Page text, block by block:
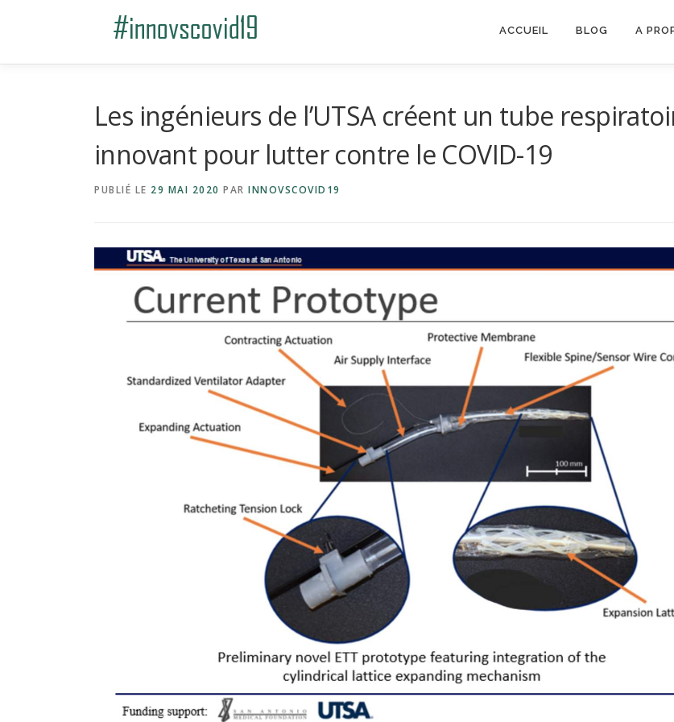
ACCUEIL BLOG A
Les ingénieurs de l’UTSA créent un tube
innovant pour lutter contre le COVID-19
PUBLIÉ LE 29 MAI 2020 PAR INNOVSCOVID19